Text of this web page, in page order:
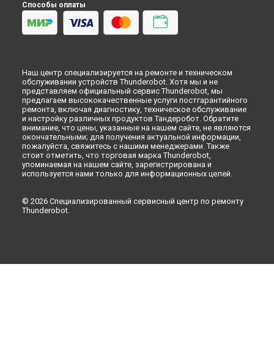
Способы оплаты
Наш центр специализируется на ремонте и техническом
обслуживании устройств Thunderobot. Хотя мы и не
представляем официальный сервис Thunderobot, мы
предлагаем высококачественные услуги постгарантийного
ремонта, включая диагностику, техническое обслуживание
и настройку различных продуктов Тандеробот. Обратите
внимание, что цены, указанные на нашем сайте, не являются
окончательными; для получения актуальной информации,
пожалуйста, свяжитесь с нашими менеджерами. Также
стоит отметить, что торговая марка Thunderobot,
упоминаемая на нашем сайте, зарегистрирована и
используется нами только для информационных целей.
© 2026 Специализированный сервисный центр по ремонту
Thunderobot.